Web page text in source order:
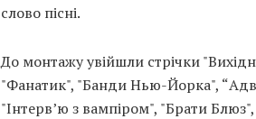
слово пісні.
До монтажу увійшли стрічки
"Фанатик", "Банди Нью-Йорка",
"Інтерв’ю з вампіром", "Брати